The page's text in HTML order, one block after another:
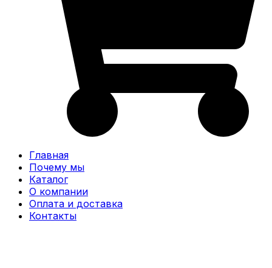
Главная
Почему мы
Каталог
О компании
Оплата и доставка
Контакты